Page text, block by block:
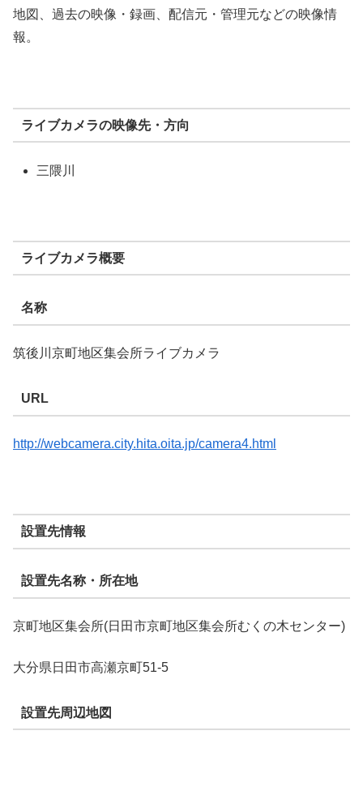
地図、過去の映像・録画、配信元・管理元などの映像情
報。
ライブカメラの映像先・方向
三隈川
ライブカメラ概要
名称
筑後川京町地区集会所ライブカメラ
URL
http://webcamera.city.hita.oita.jp/camera4.html
設置先情報
設置先名称・所在地
京町地区集会所(日田市京町地区集会所むくの木センター)
大分県日田市高瀬京町51-5
設置先周辺地図